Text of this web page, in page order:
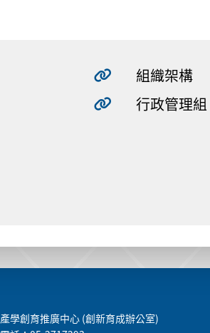
組織架構
行政管理組
產學創育推廣中心 (創新育成辦公室)